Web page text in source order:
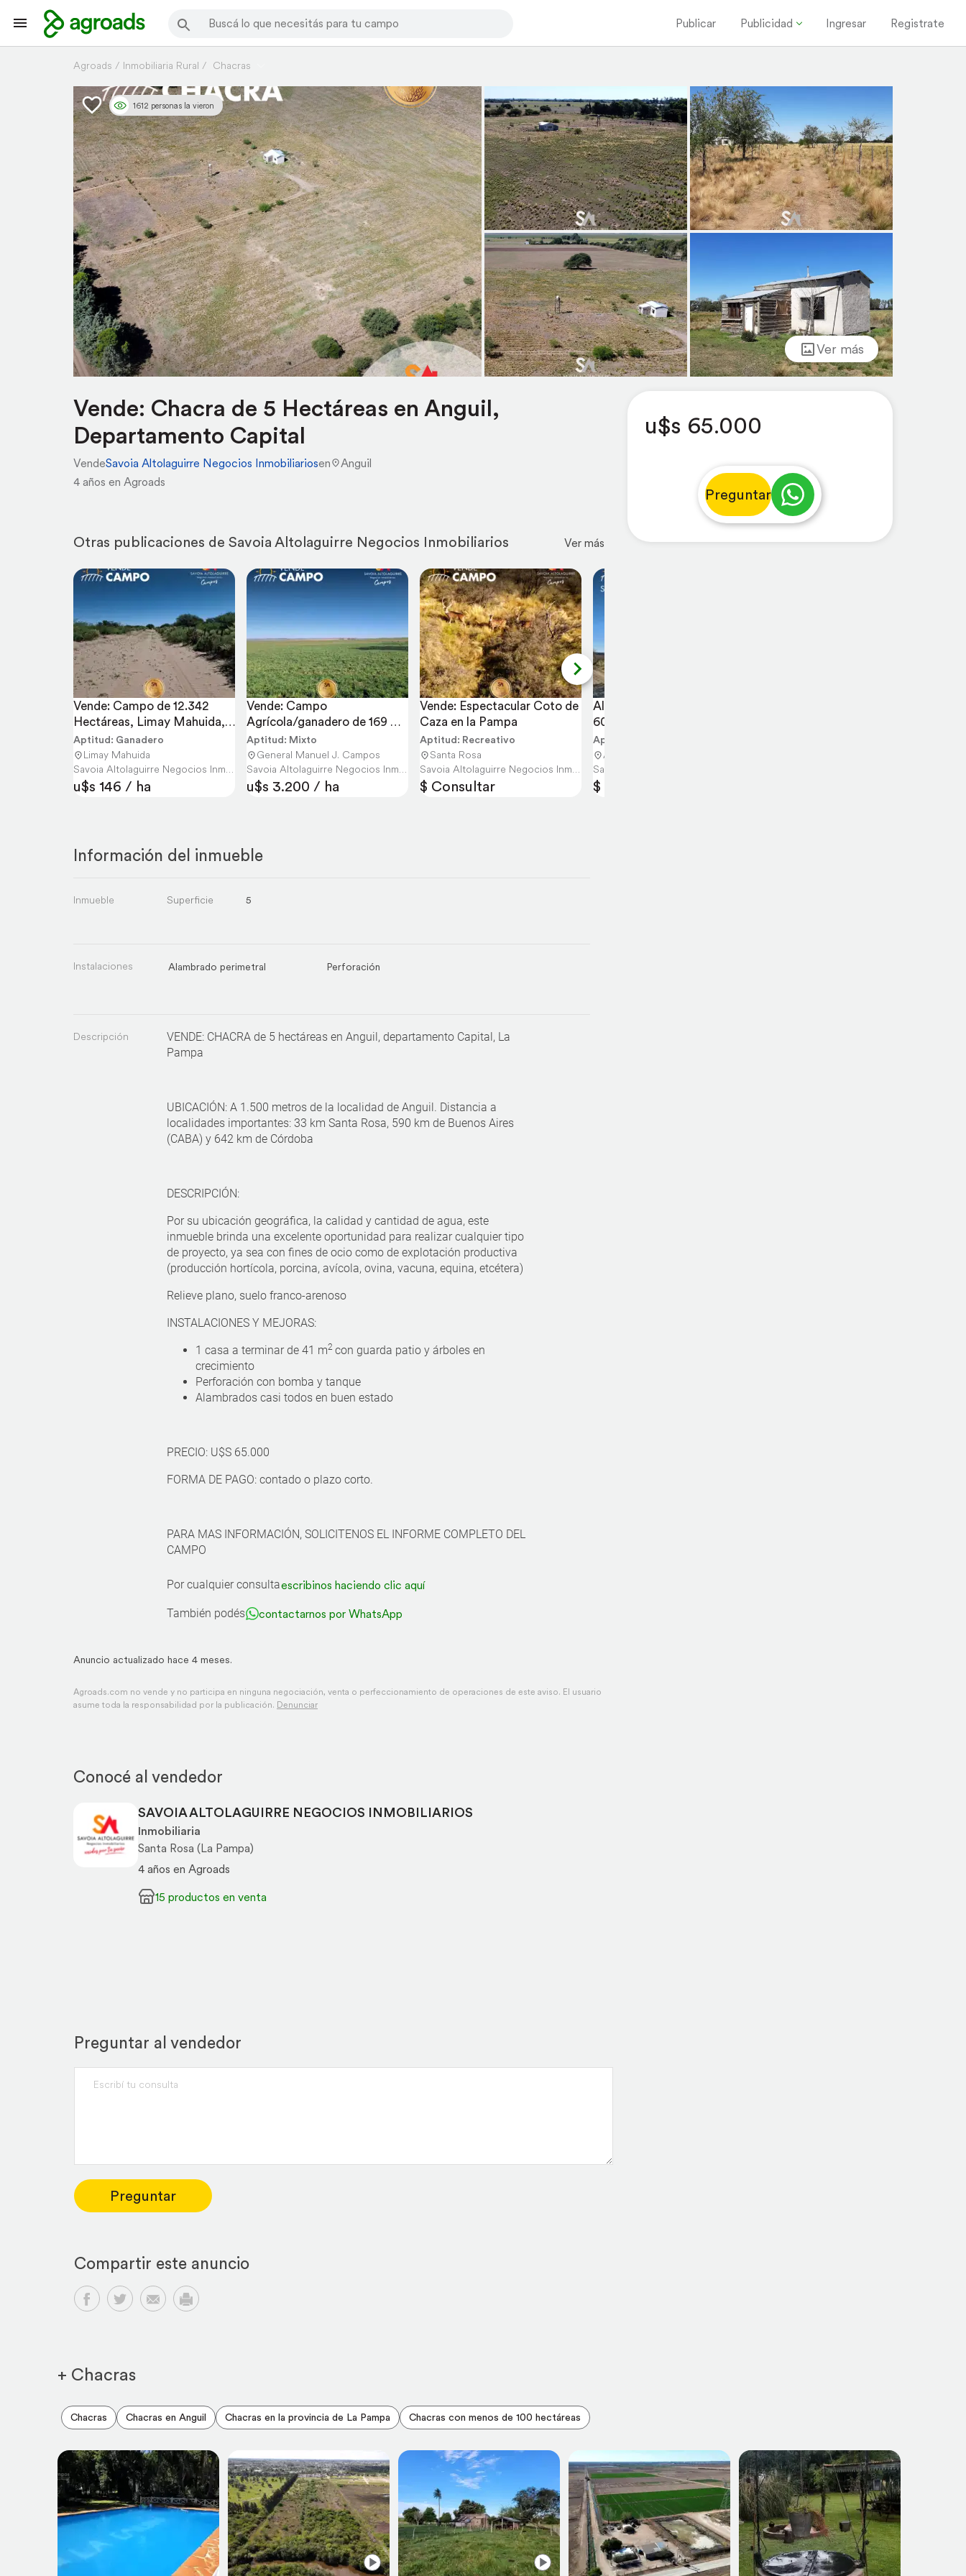
Publicar Publicidad Ingresar Registrate
Agroads Inmobiliaria Rural Chacras
Ver más
1612 personas la vieron
Vende: Chacra de 5 Hectáreas en Anguil,
Departamento Capital
VendeSavoia Altolaguirre Negocios Inmobiliariosen
Anguil
4 años en Agroads
Otras publicaciones de Savoia Altolaguirre Negocios Inmobiliarios Ver más
Vende: Campo de 12.342
Hectáreas, Limay Mahuida,
la Pampa
Aptitud: Ganadero
Limay Mahuida
Savoia Altolaguirre Negocios Inmobiliarios
u$s 146 / ha
Vende: Campo
Agrícola/ganadero de 169
Has en General Campos.
Aptitud: Mixto
General Manuel J. Campos
Savoia Altolaguirre Negocios Inmobiliarios
u$s 3.200 / ha
Vende: Espectacular Coto de
Caza en la Pampa
Aptitud: Recreativo
Santa Rosa
Savoia Altolaguirre Negocios Inmobiliarios
$ Consultar
Alquila: Campo Ganadero
6000 Hectáreas en Arizona,
San Luis
Aptitud: Ganadero
Arizona
$ Consultar
Información del inmueble
Inmueble Superficie 5
Instalaciones Alambrado perimetral Perforación
Descripción
VENDE: CHACRA de 5 hectáreas en Anguil, departamento Capital, La
Pampa
UBICACIÓN: A 1.500 metros de la localidad de Anguil. Distancia a
localidades importantes: 33 km Santa Rosa, 590 km de Buenos Aires
(CABA) y 642 km de Córdoba
DESCRIPCIÓN:
Por su ubicación geográfica, la calidad y cantidad de agua, este
inmueble brinda una excelente oportunidad para realizar cualquier tipo
de proyecto, ya sea con fines de ocio como de explotación productiva
(producción hortícola, porcina, avícola, ovina, vacuna, equina, etcétera)
Relieve plano, suelo franco-arenoso
INSTALACIONES Y MEJORAS:
1 casa a terminar de 41 m2 con guarda patio y árboles en
crecimiento
Perforación con bomba y tanque
Alambrados casi todos en buen estado
PRECIO: U$S 65.000
FORMA DE PAGO: contado o plazo corto.
PARA MAS INFORMACIÓN, SOLICITENOS EL INFORME COMPLETO DEL
CAMPO
Por cualquier consultaescribinos haciendo clic aquí
También podés contactarnos por WhatsApp
Anuncio actualizado hace 4 meses.
Agroads.com no vende y no participa en ninguna negociación, venta o perfeccionamiento de operaciones de este aviso. El usuario
asume toda la responsabilidad por la publicación. Denunciar
Conocé al vendedor
SAVOIA ALTOLAGUIRRE NEGOCIOS INMOBILIARIOS
Inmobiliaria
Santa Rosa (La Pampa)
4 años en Agroads
15 productos en venta
u$s 65.000
Preguntar
Preguntar al vendedor
Preguntar
Compartir este anuncio
Compartir en Facebook
Compartir en Twitter
Compartir por email
Imprimir
+ Chacras
Chacras Chacras en Anguil Chacras en la provincia de La Pampa Chacras con menos de 100 hectáreas